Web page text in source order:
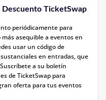
Descuento TicketSwap
periódicamente para
asequible a eventos en
usar un código de
en entradas, que
a su boletín
de TicketSwap para
oferta para tus eventos